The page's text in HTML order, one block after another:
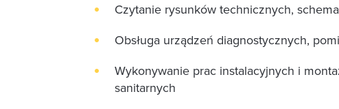
Czytanie rysunków technicznych,
Obsługa urządzeń diagnostycznych,
Wykonywanie prac instalacyjnych i
sanitarnych